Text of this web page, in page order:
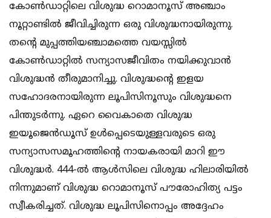
കോണ്‍ഡാറ്റിലെ വിശുദ്ധ റൊമാനൂസ്‌ അഞ്ചാം
നൂറ്റാണ്ടില്‍ ജീവിച്ചിരുന്ന ഒരു വിശുദ്ധനായിരുന്നു.
തന്റെ മുപ്പത്തിയഞ്ചാമത്തെ വയസ്സില്‍
കോണ്‍ഡാറ്റില്‍ സന്യാസജീവിതം നയിക്കുവാന്‍
വിശുദ്ധന്‍ തീരുമാനിച്ചു. വിശുദ്ധന്റെ ഇളയ
സഹോദരനായിരുന്ന ലൂപിസിനൂസും വിശുദ്ധനെ
പിന്തുടര്‍ന്നു. ഏറെ വൈകാതെ വിശുദ്ധ
ഇയൂജെന്‍ഡൂസ് ഉള്‍പ്പെടെയുള്ളവരുടെ ഒരു
സന്യാസസമൂഹത്തിന്റെ നായകരായി മാറി ഈ
വിശുദ്ധര്‍. 444-ല്‍ ആള്‍സിലെ വിശുദ്ധ ഹിലാരിയില്‍
നിന്നുമാണ് വിശുദ്ധ റൊമാനൂസ്‌ പൗരോഹിത്യ പട്ടം
സ്വീകരിച്ചത്. വിശുദ്ധ ലൂപിസിനൊപ്പം അദ്ദേഹം